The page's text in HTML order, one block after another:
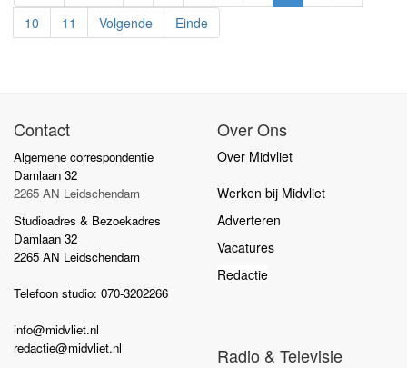
10
11 Volgende Einde
Contact
Algemene correspondentie
Damlaan 32
2265 AN Leidschendam
Studioadres & Bezoekadres
Damlaan 32
2265 AN Leidschendam
Telefoon studio: 070-3202266
info@midvliet.nl
redactie@midvliet.nl
Over Ons
Over Midvliet
Werken bij Midvliet
Adverteren
Vacatures
Redactie
Radio & Televisie